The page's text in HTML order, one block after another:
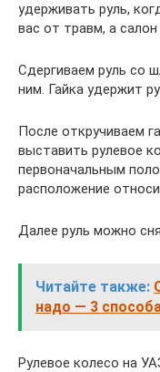
удерживать руль,
вас от травм, а
Сдергиваем руль со
ним. Гайка удержит
После откручиваем
выставить рулевое
первоначальным
расположение
Далее руль можно
Читайте также:
надо — 3
Рулевое колесо на